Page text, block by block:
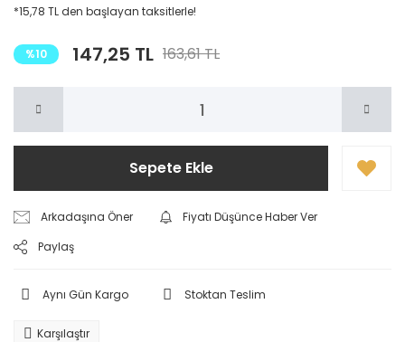
*15,78 TL den başlayan taksitlerle!
%10 147,25 TL 163,61 TL
Sepete Ekle
Arkadaşına Öner
Fiyatı Düşünce Haber Ver
Paylaş
Aynı Gün Kargo Stoktan Teslim
Karşılaştır